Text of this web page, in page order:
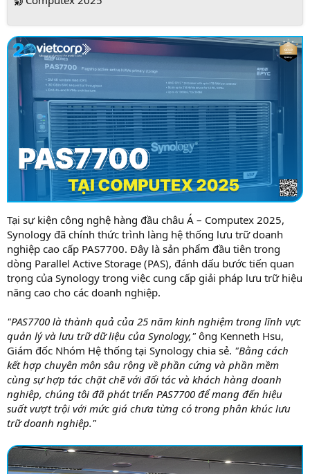
Tại sự kiện công nghệ hàng đầu châu Á – Computex 2025,
Synology đã chính thức trình làng hệ thống lưu trữ doanh
nghiệp cao cấp PAS7700. Đây là sản phẩm đầu tiên trong
dòng Parallel Active Storage (PAS), đánh dấu bước tiến quan
trọng của Synology trong việc cung cấp giải pháp lưu trữ hiệu
năng cao cho các doanh nghiệp.
"PAS7700 là thành quả của 25 năm kinh nghiệm trong lĩnh vực
quản lý và lưu trữ dữ liệu của Synology," ông Kenneth Hsu,
Giám đốc Nhóm Hệ thống tại Synology chia sẻ. "Bằng cách
kết hợp chuyên môn sâu rộng về phần cứng và phần mềm
cùng sự hợp tác chặt chẽ với đối tác và khách hàng doanh
nghiệp, chúng tôi đã phát triển PAS7700 để mang đến hiệu
suất vượt trội với mức giá chưa từng có trong phân khúc lưu
trữ doanh nghiệp."